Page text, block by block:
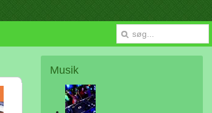
Musik